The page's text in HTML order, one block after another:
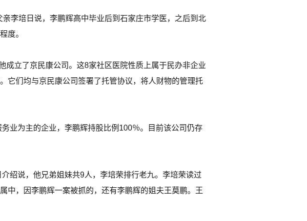
李培日说，李鹏辉高中毕业后到石家庄市学医，之后到北
度。
立了京民康公司。这8家社区医院性质上属于民办非企业
它们均与京民康公司签署了托管协议，将人财物的管理托
业为主的企业，李鹏辉持股比例100％。目前该公司仍存
绍说，他兄弟姐妹共9人，李培荣排行老九。李培荣读过
中，因李鹏辉一案被抓的，还有李鹏辉的姐夫王莫鹏。王